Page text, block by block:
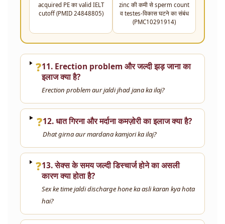
acquired PE का valid IELT
cutoff (PMID 24848805)
zinc की कमी से sperm count
व testes-विकास घटने का संबंध
(PMC10291914)
❓11. Erection problem और जल्दी झड़ जाना का
इलाज क्या है?
Erection problem aur jaldi jhad jana ka ilaj?
❓12. धात गिरना और मर्दाना कमज़ोरी का इलाज क्या है?
Dhat girna aur mardana kamjori ka ilaj?
❓13. सेक्स के समय जल्दी डिस्चार्ज होने का असली
कारण क्या होता है?
Sex ke time jaldi discharge hone ka asli karan kya hota
hai?